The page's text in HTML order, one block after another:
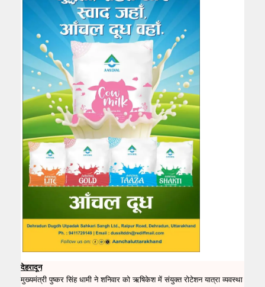
देहरादून
मुख्यमंत्री पुष्कर सिंह धामी ने शनिवार को ऋषिकेश में संयुक्त रोटेशन यात्रा व्यवस्था